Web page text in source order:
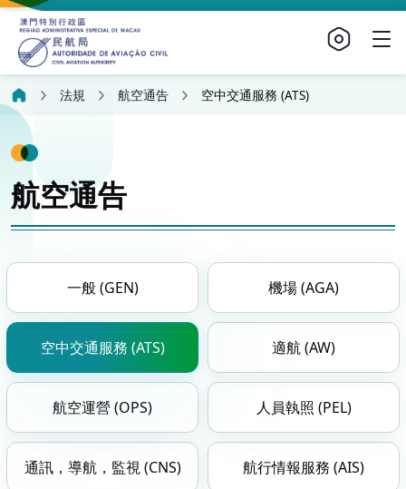
法規 航空通告 空中交通服務 (ATS)
航空通告
一般 (GEN) 機場 (AGA)
空中交通服務 (ATS) 適航 (AW)
航空運營 (OPS) 人員執照 (PEL)
通訊，導航，監視 (CNS) 航行情報服務 (AIS)